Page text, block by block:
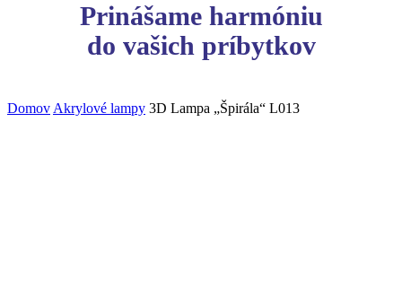
Prinášame harmóniu
do vašich príbytkov
Domov Akrylové lampy 3D Lampa „Špirála“ L013